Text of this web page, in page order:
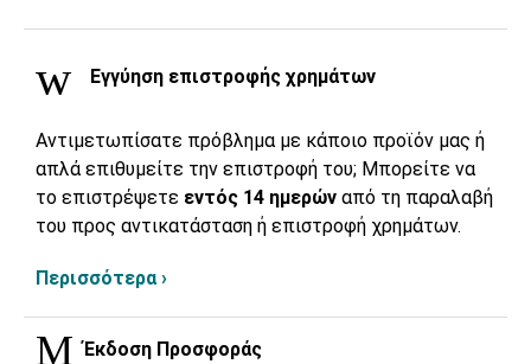
Εγγύηση επιστροφής χρημάτων
Αντιμετωπίσατε πρόβλημα με κάποιο προϊόν μας ή
απλά επιθυμείτε την επιστροφή του; Μπορείτε να
το επιστρέψετε εντός 14 ημερών από τη παραλαβή
του προς αντικατάσταση ή επιστροφή χρημάτων.
Περισσότερα ›
Έκδοση Προσφοράς